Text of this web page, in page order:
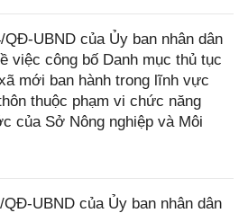
QĐ-UBND của Ủy ban nhân dân
việc công bố Danh mục thủ tục
mới ban hành trong lĩnh vực
thuộc phạm vi chức năng
của Sở Nông nghiệp và Môi
QĐ-UBND của Ủy ban nhân dân